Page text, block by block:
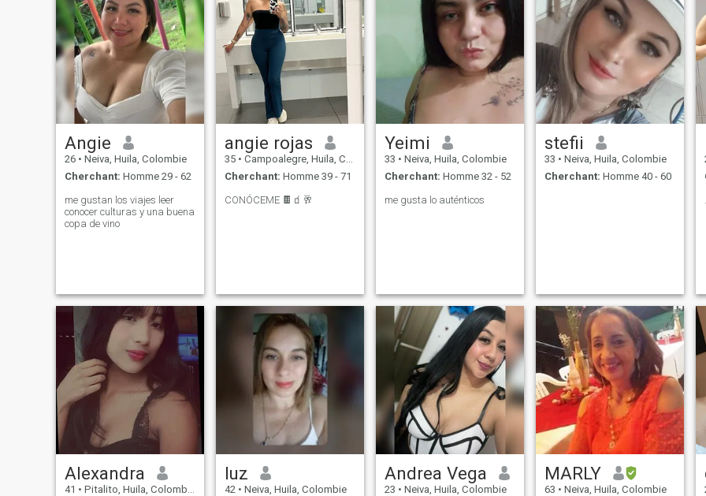
Angie
26 • Neiva, Huila, Colombie
Cherchant: Homme 29 - 62
me gustan los viajes leer
conocer culturas y una buena
copa de vino
angie rojas
35 • Campoalegre, Huila, Colombie
Cherchant: Homme 39 - 71
CONÓCEME 🍫🧃🥂
Yeimi
33 • Neiva, Huila, Colombie
Cherchant: Homme 32 - 52
me gusta lo auténticos
stefii
33 • Neiva, Huila, Colombie
Cherchant: Homme 40 - 60
.
Alexandra
41 • Pitalito, Huila, Colombie
luz
42 • Neiva, Huila, Colombie
Andrea Vega
23 • Neiva, Huila, Colombie
MARLY
63 • Neiva, Huila, Colombie